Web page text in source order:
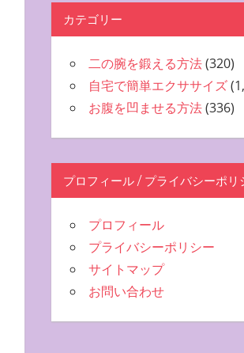
カテゴリー
二の腕を鍛える方法(320)
自宅で簡単エクササイズ
お腹を凹ませる方法(336)
プロフィール / プライバシーポリ
プロフィール
プライバシーポリシー
サイトマップ
お問い合わせ